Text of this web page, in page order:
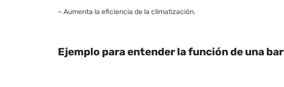
– Aumenta la eficiencia de la climatización.
Ejemplo para entender la función de una